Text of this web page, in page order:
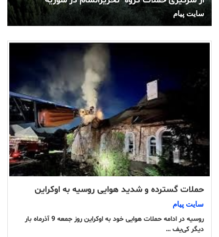
سایت پیام
حملات گسترده و شدید هوایی روسیه به اوکراین
سایت پیام
روسیه در ادامه حملات هوایی خود به اوکراین روز جمعه 9 آذرماه بار
دیگر کی‌یف …